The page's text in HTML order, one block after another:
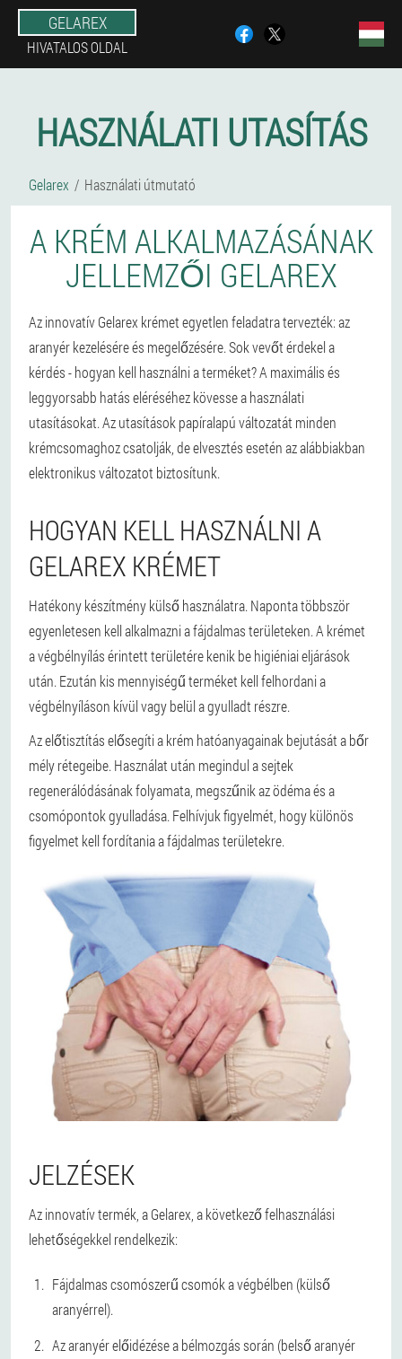
GELAREX
HIVATALOS OLDAL
HASZNÁLATI UTASÍTÁS
Gelarex Használati útmutató
A KRÉM ALKALMAZÁSÁNAK
JELLEMZŐI GELAREX
Az innovatív Gelarex krémet egyetlen feladatra tervezték: az
aranyér kezelésére és megelőzésére. Sok vevőt érdekel a
kérdés - hogyan kell használni a terméket? A maximális és
leggyorsabb hatás eléréséhez kövesse a használati
utasításokat. Az utasítások papíralapú változatát minden
krémcsomaghoz csatolják, de elvesztés esetén az alábbiakban
elektronikus változatot biztosítunk.
HOGYAN KELL HASZNÁLNI A
GELAREX KRÉMET
Hatékony készítmény külső használatra. Naponta többször
egyenletesen kell alkalmazni a fájdalmas területeken. A krémet
a végbélnyílás érintett területére kenik be higiéniai eljárások
után. Ezután kis mennyiségű terméket kell felhordani a
végbélnyíláson kívül vagy belül a gyulladt részre.
Az előtisztítás elősegíti a krém hatóanyagainak bejutását a bőr
mély rétegeibe. Használat után megindul a sejtek
regenerálódásának folyamata, megszűnik az ödéma és a
csomópontok gyulladása. Felhívjuk figyelmét, hogy különös
figyelmet kell fordítania a fájdalmas területekre.
JELZÉSEK
Az innovatív termék, a Gelarex, a következő felhasználási
lehetőségekkel rendelkezik:
Fájdalmas csomószerű csomók a végbélben (külső
aranyérrel).
Az aranyér előidézése a bélmozgás során (belső aranyér